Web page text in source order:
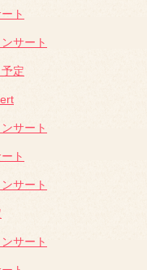
ト
サート
定
サート
ト
サート
サート